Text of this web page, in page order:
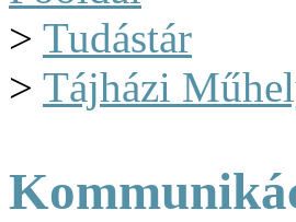
> Tudástár
> Tájházi